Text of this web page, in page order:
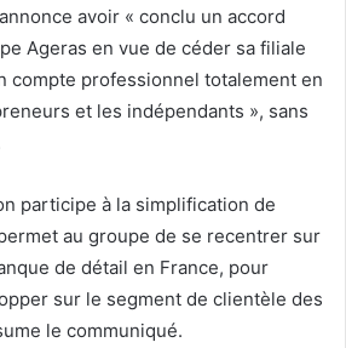
avoir « conclu un accord
Ageras en vue de céder sa filiale
compte professionnel totalement en
et les indépendants », sans
participe à la simplification de
au groupe de se recentrer sur
de détail en France, pour
sur le segment de clientèle des
le communiqué.